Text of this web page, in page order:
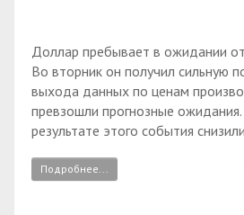
Доллар пребывает в ожидании
Во вторник он получил сильную
выхода данных по ценам
превзошли прогнозные
результате этого события
Подробнее...